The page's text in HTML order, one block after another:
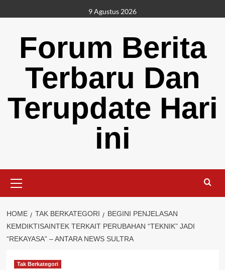
to
9 Agustus 2026
Forum Berita
Terbaru Dan
Terupdate Hari
ini
Menu
HOME TAK BERKATEGORI
BEGINI PENJELASAN
KEMDIKTISAINTEK TERKAIT PERUBAHAN “TEKNIK” JADI
“REKAYASA” – ANTARA NEWS SULTRA
Tak Berkategori